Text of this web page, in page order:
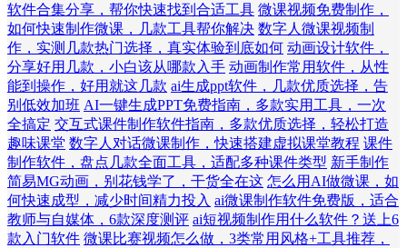
软件合集分享，帮你快速找到合适工具 微课视频免费制作，
如何快速制作微课，几款工具帮你解决 数字人微课视频制
作，实测几款热门选择，真实体验到底如何 动画设计软件，
分享好用几款，小白该从哪款入手 动画制作常用软件，从性
能到操作，好用就这几款 ai生成ppt软件，几款优质选择，告
别低效加班 AI一键生成PPT免费指南，多款实用工具，一次
全搞定 交互式课件制作软件指南，多款优质选择，轻松打造
趣味课堂 数字人对话微课制作，快速搭建虚拟课堂教程 课件
制作软件，盘点几款全面工具，适配多种课件类型 新手制作
简易MG动画，别花钱学了，干货全在这 怎么用AI做微课，如
何快速成型，减少时间精力投入 ai微课制作软件免费版，适合
教师与自媒体，6款深度测评 ai短视频制作用什么软件？送上6
款入门软件 微课比赛视频怎么做，3类常用风格+工具推荐，